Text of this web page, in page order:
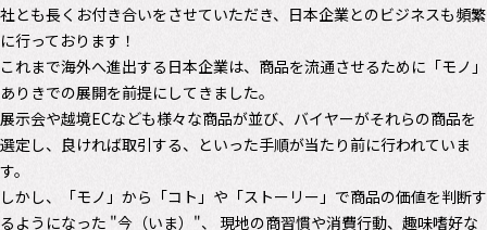
社とも長くお付き合いをさせていただき、日本企業とのビジネスも頻繁
に行っております！
これまで海外へ進出する日本企業は、商品を流通させるために「モノ」
ありきでの展開を前提にしてきました。
展示会や越境ECなども様々な商品が並び、バイヤーがそれらの商品を
選定し、良ければ取引する、といった手順が当たり前に行われていま
す。
しかし、「モノ」から「コト」や「ストーリー」で商品の価値を判断す
るようになった "今（いま）"、 現地の商習慣や消費行動、趣味嗜好な